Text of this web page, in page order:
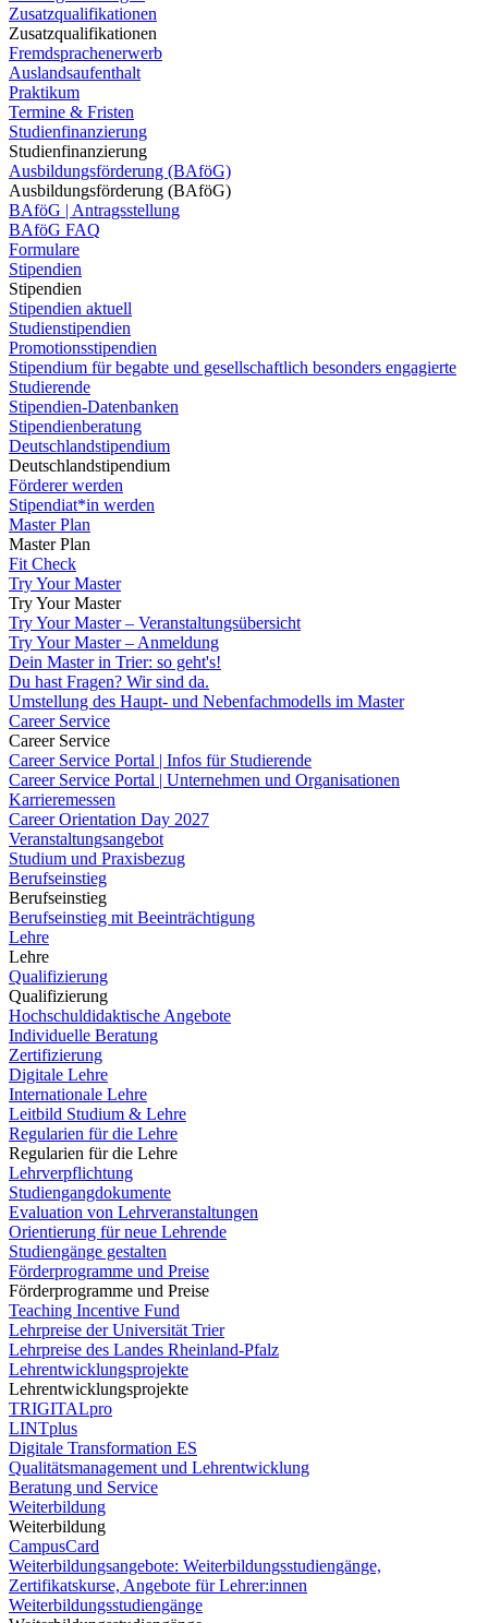
Zusatzqualifikationen
Zusatzqualifikationen
Fremdsprachenerwerb
Auslandsaufenthalt
Praktikum
Termine & Fristen
Studienfinanzierung
Studienfinanzierung
Ausbildungsförderung (BAföG)
Ausbildungsförderung (BAföG)
BAföG | Antragsstellung
BAföG FAQ
Formulare
Stipendien
Stipendien
Stipendien aktuell
Studienstipendien
Promotionsstipendien
Stipendium für begabte und gesellschaftlich besonders engagierte
Studierende
Stipendien-Datenbanken
Stipendienberatung
Deutschlandstipendium
Deutschlandstipendium
Förderer werden
Stipendiat*in werden
Master Plan
Master Plan
Fit Check
Try Your Master
Try Your Master
Try Your Master – Veranstaltungsübersicht
Try Your Master – Anmeldung
Dein Master in Trier: so geht's!
Du hast Fragen? Wir sind da.
Umstellung des Haupt- und Nebenfachmodells im Master
Career Service
Career Service
Career Service Portal | Infos für Studierende
Career Service Portal | Unternehmen und Organisationen
Karrieremessen
Career Orientation Day 2027
Veranstaltungsangebot
Studium und Praxisbezug
Berufseinstieg
Berufseinstieg
Berufseinstieg mit Beeinträchtigung
Lehre
Lehre
Qualifizierung
Qualifizierung
Hochschuldidaktische Angebote
Individuelle Beratung
Zertifizierung
Digitale Lehre
Internationale Lehre
Leitbild Studium & Lehre
Regularien für die Lehre
Regularien für die Lehre
Lehrverpflichtung
Studiengangdokumente
Evaluation von Lehrveranstaltungen
Orientierung für neue Lehrende
Studiengänge gestalten
Förderprogramme und Preise
Förderprogramme und Preise
Teaching Incentive Fund
Lehrpreise der Universität Trier
Lehrpreise des Landes Rheinland-Pfalz
Lehrentwicklungsprojekte
Lehrentwicklungsprojekte
TRIGITALpro
LINTplus
Digitale Transformation ES
Qualitätsmanagement und Lehrentwicklung
Beratung und Service
Weiterbildung
Weiterbildung
CampusCard
Weiterbildungsangebote: Weiterbildungsstudiengänge,
Zertifikatskurse, Angebote für Lehrer:innen
Weiterbildungsstudiengänge